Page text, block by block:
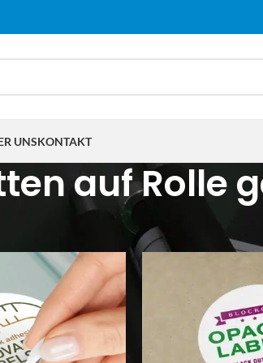
UNSKONTAKT
auf Rolle
mit „Etiketten auf Rolle gedruckt“